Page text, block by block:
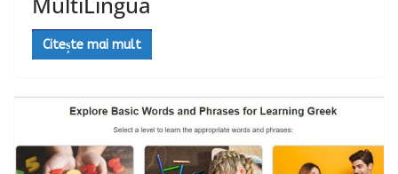
Citește mai mult